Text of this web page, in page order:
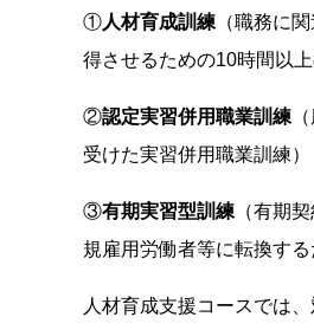
①人材育成訓練 （職務に
得させるための10時間以上
②認定実習併用職業訓練
受けた実習併用職業訓練）
③有期実習型訓練 （有期
規雇用労働者等に転換する
人材育成支援コースでは